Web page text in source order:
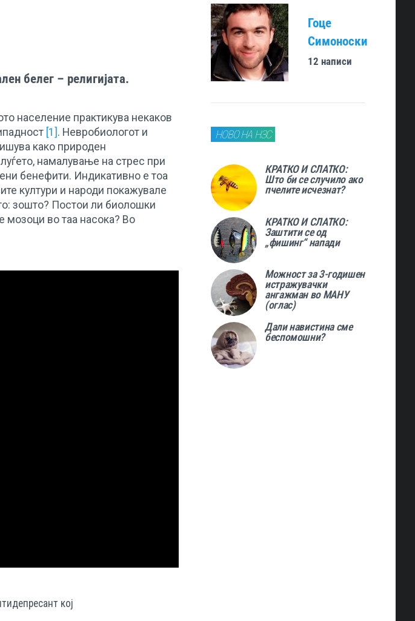
белег – религијата.
население практикува некаков
[1] . Невробиологот и
како природен
намалување на стрес при
бенефити. Индикативно е тоа
култури и народи покажувале
зошто? Постои ли биолошки
мозоци во таа насока? Во
кој
Гоце
Симоноски
12 написи
НОВО НА НЗС
КРАТКО И СЛАТКО:
Што би се случило ако
пчелите исчезнат?
КРАТКО И СЛАТКО:
Заштити се од
„фишинг“ напади
Можност за 3-годишен
истражувачки
ангажман во МАНУ
(оглас)
Дали навистина сме
беспомошни?